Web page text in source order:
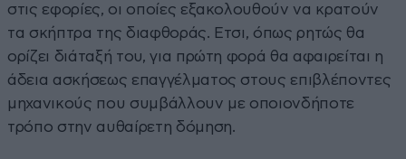
στις εφορίες, οι οποίες εξακολουθούν να κρατούν
τα σκήπτρα της διαφθοράς. Ετσι, όπως ρητώς θα
ορίζει διάταξή του, για πρώτη φορά θα αφαιρείται η
άδεια ασκήσεως επαγγέλματος στους επιβλέποντες
μηχανικούς που συμβάλλουν με οποιονδήποτε
τρόπο στην αυθαίρετη δόμηση.